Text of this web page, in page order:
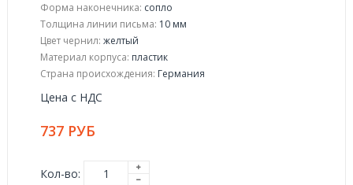
Форма наконечника: сопло
Толщина линии письма: 10 мм
Цвет чернил: желтый
Материал корпуса: пластик
Страна происхождения: Германия
Цена с НДС
737 РУБ
Кол-во: